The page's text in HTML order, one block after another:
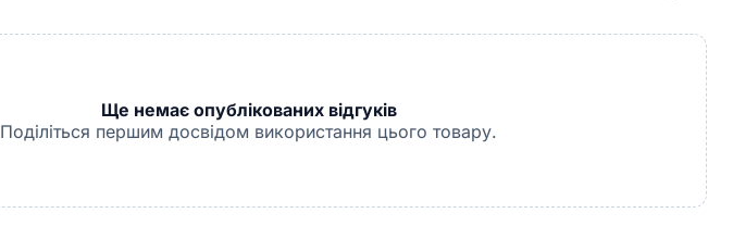
Ще немає опублікованих відгуків
Поділіться першим досвідом використання цього товару.